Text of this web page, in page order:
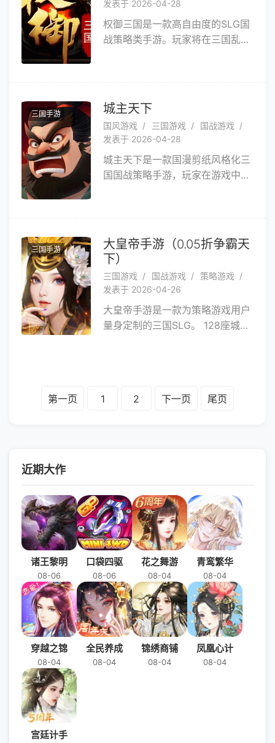
钱、粮草、元宝！战令+天命武圣
活动再送满星天命关羽，还有无双
张角、无双曹操、无双刘禅等海量
变得更加刺激有趣。玩家可以在游
戏中收集诸多三国名将进行培养，
并率领麾下大军参与国战，攻城略
力。名将养成、实时国战、经典战
役、争夺皇位 ，精彩尽在攻城三
发表于 2026-04-28
权御三国是一款高自由度的SLG国
战策略类手游。玩家将在三国乱世
路。进攻与防守，合作与斗争，乱
世纷争，还是天下一统，权御三国
— 开启专属于你的三国时代！
三国手游 城主天下
国风游戏 三国游戏
国战游戏
发表于 2026-04-28
城主天下是一款国漫剪纸风格化三
国国战策略手游，玩家在游戏中扮
一个势力，并获得自己的一块封
地，随着游戏进程推进，游戏内会
形成三足鼎立之势。在游戏中，玩
家可以在专属封地中建设各种独特
的建筑，提高自己封地的资源收益
产量，还可以招募三国时期所有风
云战将，训练、升级各种士兵；提
三国手游
大皇帝手游（0.05折争霸天
下）
三国游戏 国战游戏
策略游戏
发表于 2026-04-26
大皇帝手游是一款为策略游戏用户
量身定制的三国SLG。 128座城池,
的三国帝王之路。 在《大皇帝ol手
王者之巅，争夺积分名次，从草根
组攀登至尊组;诸侯争霸，经历数轮
淘汰，登顶全服帝王宝座。成为无
数豪杰仰视的真正大皇帝！
第一页 1 2 下一页 尾页
近期大作
诸王黎明
08-06
口袋四驱
08-06
花之舞游
08-04
青鸾繁华
08-04
穿越之锦
08-04
全民养成
08-04
锦绣商铺
08-04
凤凰心计
08-04
宫廷计手